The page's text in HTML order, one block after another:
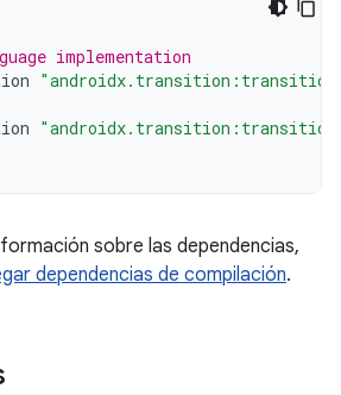
implementation
sobre las dependencias,
dependencias de compilación.